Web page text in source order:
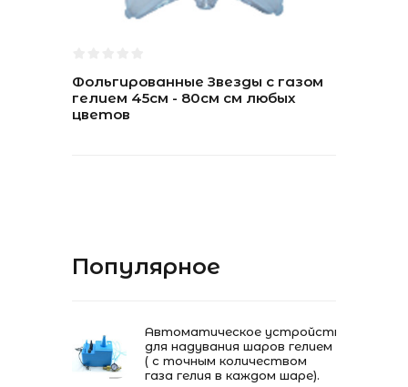
Фольгированные Звезды с газом
гелием 45см - 80см см любых
цветов
Популярное
Автоматическое устройство
для надувания шаров гелием
( с точным количеством
газа гелия в каждом шаре).